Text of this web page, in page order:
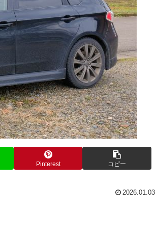
Pinterest コピー
2026.01.03